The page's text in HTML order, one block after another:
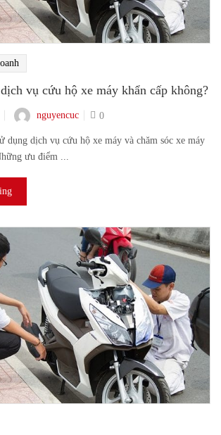
vụ cứu hộ xe máy khẩn cấp không?
nguyencuc 0
dụng dịch vụ cứu hộ xe máy và chăm sóc xe máy
ưu điểm ...